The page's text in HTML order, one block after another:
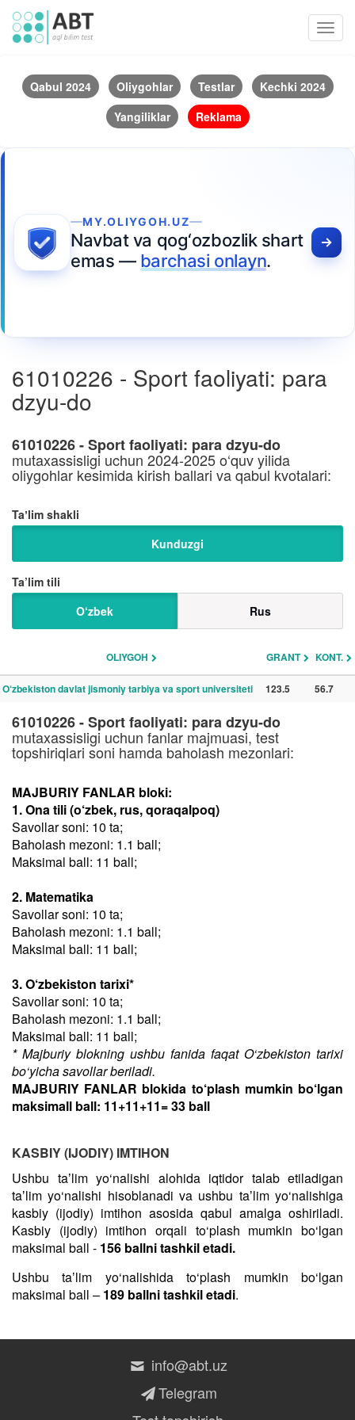
Qabul 2024 Oliygohlar Testlar
Kechki 2024
Yangiliklar
Reklama
MY.OLIYGOH.UZ
Navbat va qog‘ozbozlik shart
emas — barchasi onlayn.
61010226 - Sport faoliyati: para
dzyu-do
61010226 - Sport faoliyati: para dzyu-do
mutaxassisligi uchun 2024-2025 o‘quv yilida
oliygohlar kesimida kirish ballari va qabul kvotalari:
Taʼlim shakli
Kunduzgi
Ta’lim tili
O‘zbek
Rus
OLIYGOH GRANT KONT.
O‘zbekiston davlat jismoniy tarbiya va sport universiteti 123.5 56.7
61010226 - Sport faoliyati: para dzyu-do
mutaxassisligi uchun fanlar majmuasi, test
topshiriqlari soni hamda baholash mezonlari:
MAJBURIY FANLAR bloki:
1. Ona tili (o‘zbek, rus, qoraqalpoq)
Savollar soni: 10 ta;
Baholash mezoni: 1.1 ball;
Maksimal ball: 11 ball;
2. Matematika
Savollar soni: 10 ta;
Baholash mezoni: 1.1 ball;
Maksimal ball: 11 ball;
3. O‘zbekiston tarixi*
Savollar soni: 10 ta;
Baholash mezoni: 1.1 ball;
Maksimal ball: 11 ball;
* Majburiy blokning ushbu fanida faqat O‘zbekiston tarixi
bo‘yicha savollar beriladi.
MAJBURIY FANLAR blokida to‘plash mumkin bo‘lgan
maksimall ball: 11+11+11= 33 ball
KASBIY (IJODIY) IMTIHON
Ushbu taʼlim yo‘nalishi alohida iqtidor talab etiladigan
taʼlim yo‘nalishi hisoblanadi va ushbu taʼlim yo‘nalishiga
kasbiy (ijodiy) imtihon asosida qabul amalga oshiriladi.
Kasbiy (ijodiy) imtihon orqali to‘plash mumkin bo‘lgan
maksimal ball - 156 ballni tashkil etadi.
Ushbu taʼlim yo‘nalishida to‘plash mumkin bo‘lgan
maksimal ball – 189 ballni tashkil etadi.
info@abt.uz
Telegram